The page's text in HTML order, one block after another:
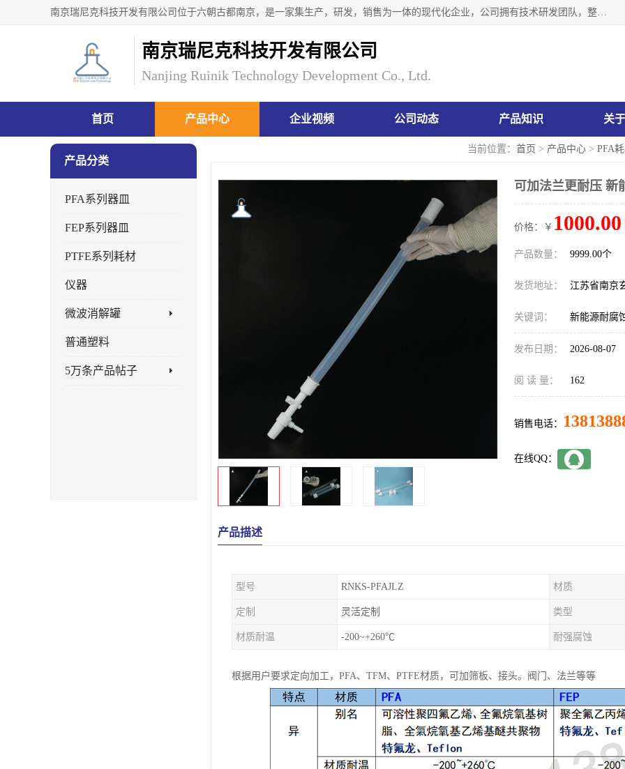
南京瑞尼克科技开发有限公司位于六朝古都南京，是一家集生产，研发，销售为一体的现代化企业，公司拥有技术研发团队，整洁明亮的厂房及的技术仪器设备，技术力量雄厚。公司长久以来一直坚持以生产研发国内完mei的痕量分析器皿为目标，客户满意的实验需求是我们永远的追求。长久以来与客户建立了良好的合作关系，在同行业中建立了自己的信誉与品牌。公司将一如既往的奋进不息，为客户带来为舒心的服务！
南京瑞尼克科技开发有限公司
Nanjing Ruinik Technology Development Co., Ltd.
首页 产品中心 企业视频 公司动态 产品知识 关
当前位置： 首页 > 产品中心 > PFA
产品分类
PFA系列器皿
FEP系列器皿
PTFE系列耗材
仪器
微波消解罐
普通塑料
5万条产品帖子
可加法兰更耐压 新
价格：￥ 1000.00
产品数量： 9999.00个
发货地址： 江苏省南京
关键词： 新能源耐腐
发布日期： 2026-08-07
阅 读 量： 162
销售电话：
在线QQ：
产品描述
型号 RNKS-PFAJLZ 材质
定制 灵活定制 类型
材质耐温 -200~+260℃ 耐强腐蚀
根据用户要求定向加工，PFA、TFM、PTFE材质，可加筛板、接头。阀门、法兰等等